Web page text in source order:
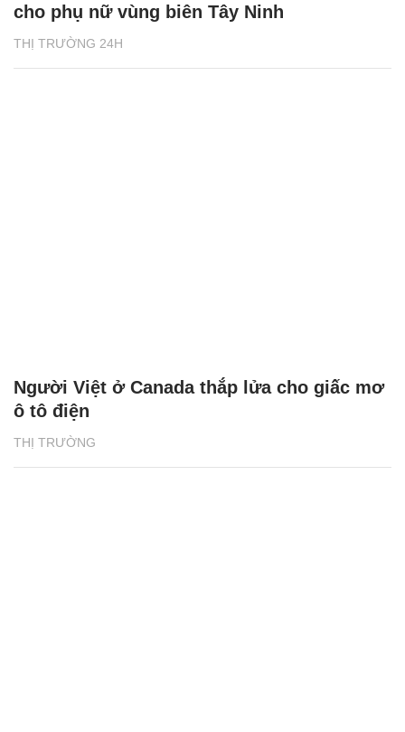
THỊ TRƯỜNG 24H
cho phụ nữ vùng biên Tây Ninh
THỊ TRƯỜNG
Người Việt ở Canada thắp lửa cho giấc mơ
ô tô điện